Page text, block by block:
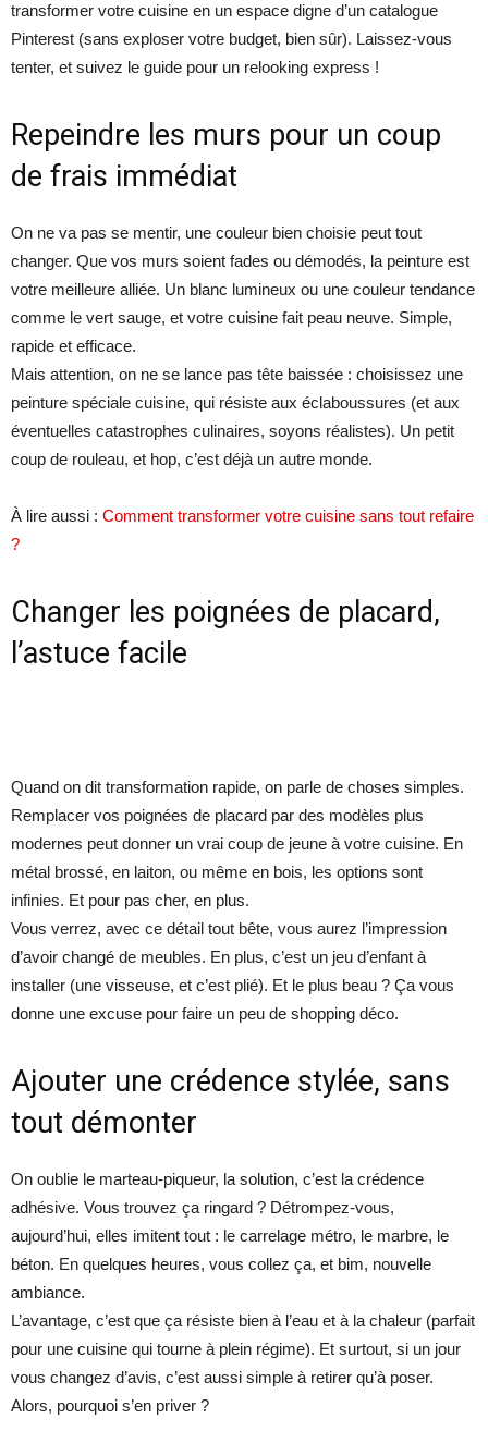
transformer votre cuisine en un espace digne d’un catalogue
Pinterest (sans exploser votre budget, bien sûr). Laissez-vous
tenter, et suivez le guide pour un relooking express !
Repeindre les murs pour un coup
de frais immédiat
On ne va pas se mentir, une couleur bien choisie peut tout
changer. Que vos murs soient fades ou démodés, la peinture est
votre meilleure alliée. Un blanc lumineux ou une couleur tendance
comme le vert sauge, et votre cuisine fait peau neuve. Simple,
rapide et efficace.
Mais attention, on ne se lance pas tête baissée : choisissez une
peinture spéciale cuisine, qui résiste aux éclaboussures (et aux
éventuelles catastrophes culinaires, soyons réalistes). Un petit
coup de rouleau, et hop, c’est déjà un autre monde.
À lire aussi : Comment transformer votre cuisine sans tout refaire
?
Changer les poignées de placard,
l’astuce facile
Quand on dit transformation rapide, on parle de choses simples.
Remplacer vos poignées de placard par des modèles plus
modernes peut donner un vrai coup de jeune à votre cuisine. En
métal brossé, en laiton, ou même en bois, les options sont
infinies. Et pour pas cher, en plus.
Vous verrez, avec ce détail tout bête, vous aurez l’impression
d’avoir changé de meubles. En plus, c’est un jeu d’enfant à
installer (une visseuse, et c’est plié). Et le plus beau ? Ça vous
donne une excuse pour faire un peu de shopping déco.
Ajouter une crédence stylée, sans
tout démonter
On oublie le marteau-piqueur, la solution, c’est la crédence
adhésive. Vous trouvez ça ringard ? Détrompez-vous,
aujourd’hui, elles imitent tout : le carrelage métro, le marbre, le
béton. En quelques heures, vous collez ça, et bim, nouvelle
ambiance.
L’avantage, c’est que ça résiste bien à l’eau et à la chaleur (parfait
pour une cuisine qui tourne à plein régime). Et surtout, si un jour
vous changez d’avis, c’est aussi simple à retirer qu’à poser.
Alors, pourquoi s’en priver ?